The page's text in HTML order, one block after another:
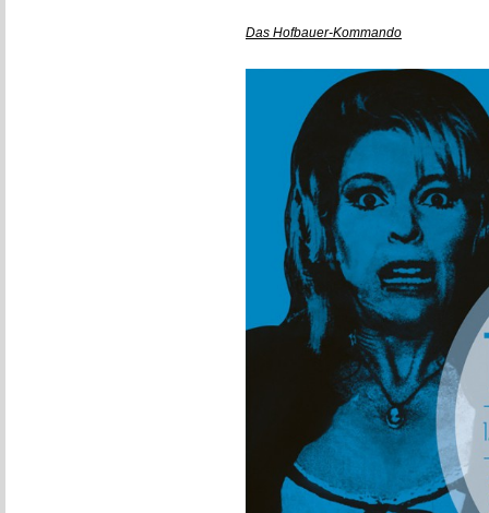
Das Hofbauer-Kommando